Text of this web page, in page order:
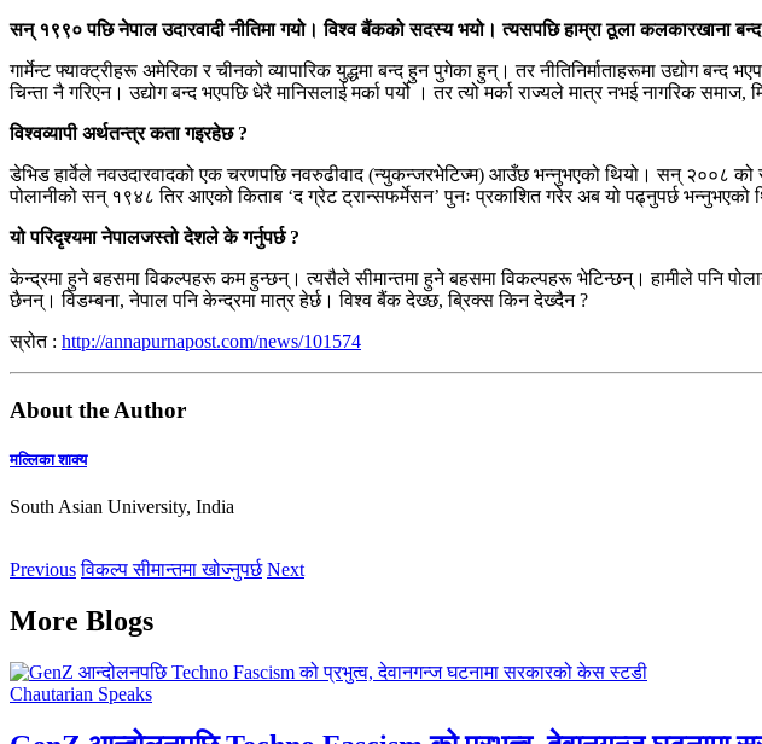
सन् १९९० पछि नेपाल उदारवादी नीतिमा गयो। विश्व बैंकको सदस्य भयो। त्यसपछि हाम्रा ठूला कलकारखाना
गार्मेन्ट फ्याक्ट्रीहरू अमेरिका र चीनको व्यापारिक युद्धमा बन्द हुन पुगेका हुन्। तर नीतिनिर्माताहरूमा उद्योग
चिन्ता नै गरिएन। उद्योग बन्द भएपछि धेरै मानिसलाई मर्का पर्यो । तर त्यो मर्का राज्यले मात्र नभई नागरिक
विश्वव्यापी अर्थतन्त्र कता गइरहेछ ?
डेभिड हार्वेले नवउदारवादको एक चरणपछि नवरुढीवाद (न्युकन्जरभेटिज्म) आउँछ भन्नुभएको थियो। सन् २००८ को
पोलानीको सन् १९४८ तिर आएको किताब ‘द ग्रेट ट्रान्सफर्मेसन’ पुनः प्रकाशित गरेर अब यो पढ्नुपर्छ
यो परिदृश्यमा नेपालजस्तो देशले के गर्नुपर्छ ?
केन्द्रमा हुने बहसमा विकल्पहरू कम हुन्छन्। त्यसैले सीमान्तमा हुने बहसमा विकल्पहरू भेटिन्छन्। हामीले पनि
छैनन्। विडम्बना, नेपाल पनि केन्द्रमा मात्र हेर्छ। विश्व बैंक देख्छ, ब्रिक्स किन देख्दैन ?
स्रोत : http://annapurnapost.com/news/101574
About the Author
मल्लिका शाक्य
South Asian University, India
Previous विकल्प सीमान्तमा खोज्नुपर्छ Next
More Blogs
Chautarian Speaks